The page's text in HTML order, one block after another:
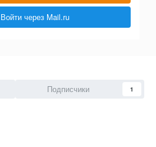
Войти через Mail.ru
Подписчики 1